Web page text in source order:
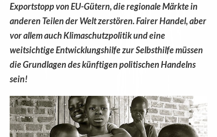
Exportstopp von EU-Gütern, die regionale Märkte in
anderen Teilen der Welt zerstören. Fairer Handel, aber
vor allem auch Klimaschutzpolitik und eine
weitsichtige Entwicklungshilfe zur Selbsthilfe müssen
die Grundlagen des künftigen politischen Handelns
sein!